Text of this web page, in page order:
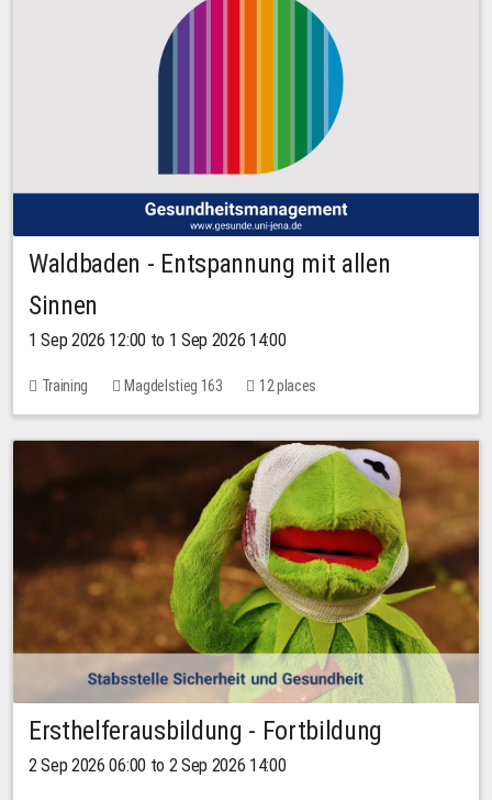
Waldbaden - Entspannung mit allen
Sinnen
1 Sep 2026 12:00 to 1 Sep 2026 14:00
Training Magdelstieg 163 12 places
Ersthelferausbildung - Fortbildung
2 Sep 2026 06:00 to 2 Sep 2026 14:00